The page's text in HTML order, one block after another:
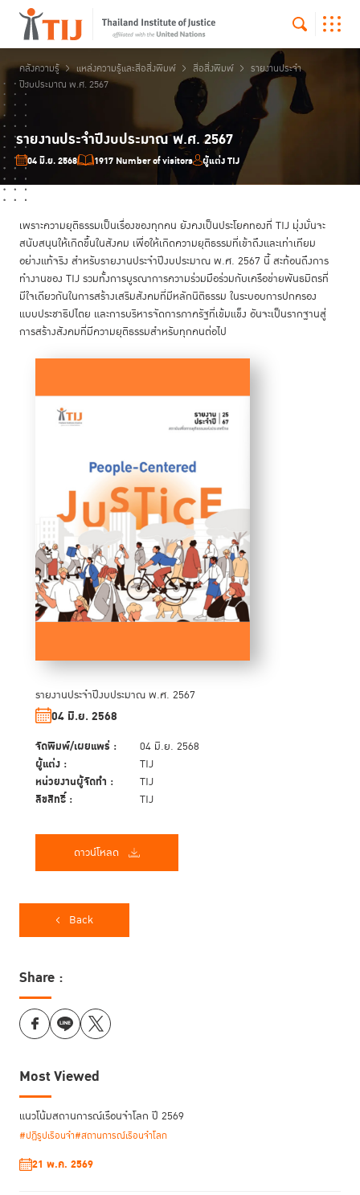
คลังความรู้ แหล่งความรู้และสื่อสิ่งพิมพ์ สื่อสิ่งพิมพ์
รายงานประจำ
ปีงบประมาณ พ.ศ. 2567
รายงานประจำปีงบประมาณ พ.ศ. 2567
04 มิ.ย. 2568 1917 Number of visitors ผู้แต่ง TIJ
เพราะความยุติธรรมเป็นเรื่องของทุกคน ยังคงเป็นประโยคทองที่ TIJ มุ่งมั่นจะ
สนับสนุนให้เกิดขึ้นในสังคม เพื่อให้เกิดความยุติธรรมที่เข้าถึงและเท่าเทียม
อย่างแท้จริง สำหรับรายงานประจำปีงบประมาณ พ.ศ. 2567 นี้ สะท้อนถึงการ
ทำงานของ TIJ รวมทั้งการบูรณาการความร่วมมือร่วมกับเครือข่ายพันธมิตรที่
มีใจเดียวกันในการสร้างเสริมสังคมที่มีหลักนิติธรรม ในระบอบการปกครอง
แบบประชาธิปไตย และการบริหารจัดการภาครัฐที่เข้มแข็ง อันจะเป็นรากฐานสู่
การสร้างสังคมที่มีความยุติธรรมสำหรับทุกคนต่อไป
รายงานประจำปีงบประมาณ พ.ศ. 2567
04 มิ.ย. 2568
จัดพิมพ์/เผยแพร่ : 04 มิ.ย. 2568
ผู้แต่ง : TIJ
หน่วยงานผู้จัดทำ : TIJ
ลิขสิทธิ์ : TIJ
ดาวน์โหลด
Back
Share :
Most Viewed
แนวโน้มสถานการณ์เรือนจำโลก ปี 2569
#ปฏิรูปเรือนจำ#สถานการณ์เรือนจำโลก
21 พ.ค. 2569